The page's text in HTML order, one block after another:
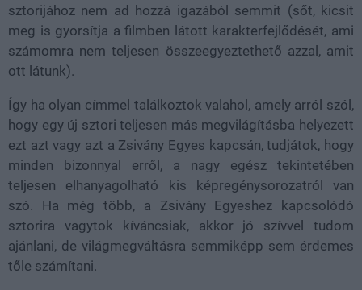
sztorijához nem ad hozzá igazából semmit (sőt, kicsit
meg is gyorsítja a filmben látott karakterfejlődését, ami
számomra nem teljesen összeegyeztethető azzal, amit
ott látunk).
Így ha olyan címmel találkoztok valahol, amely arról szól,
hogy egy új sztori teljesen más megvilágításba helyezett
ezt azt vagy azt a Zsivány Egyes kapcsán, tudjátok, hogy
minden bizonnyal erről, a nagy egész tekintetében
teljesen elhanyagolható kis képregénysorozatról van
szó. Ha még több, a Zsivány Egyeshez kapcsolódó
sztorira vagytok kíváncsiak, akkor jó szívvel tudom
ajánlani, de világmegváltásra semmiképp sem érdemes
tőle számítani.